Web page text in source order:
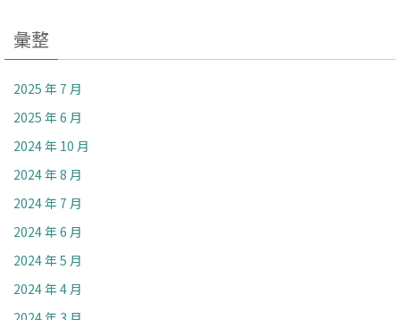
彙整
2025 年 7 月
2025 年 6 月
2024 年 10 月
2024 年 8 月
2024 年 7 月
2024 年 6 月
2024 年 5 月
2024 年 4 月